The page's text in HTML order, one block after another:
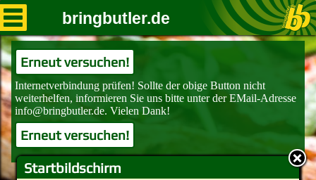
Startbildschirm
bringbutler.de
Erneut versuchen!
Erneut versuchen!